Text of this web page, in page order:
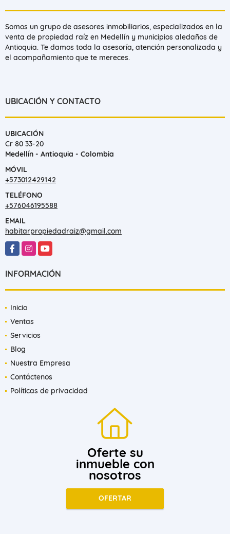
Somos un grupo de asesores inmobiliarios, especializados en la
venta de propiedad raíz en Medellín y municipios aledaños de
Antioquia. Te damos toda la asesoría, atención personalizada y
el acompañamiento que te mereces.
UBICACIÓN Y CONTACTO
UBICACIÓN
Cr 80 33-20
Medellín - Antioquia - Colombia
MÓVIL
+573012429142
TELÉFONO
+576046195588
EMAIL
habitarpropiedadraiz@gmail.com
FacebookInstagram
YouTube
INFORMACIÓN
Inicio
Ventas
Servicios
Blog
Nuestra Empresa
Contáctenos
Políticas de privacidad
Oferte su
inmueble con
nosotros
OFERTAR